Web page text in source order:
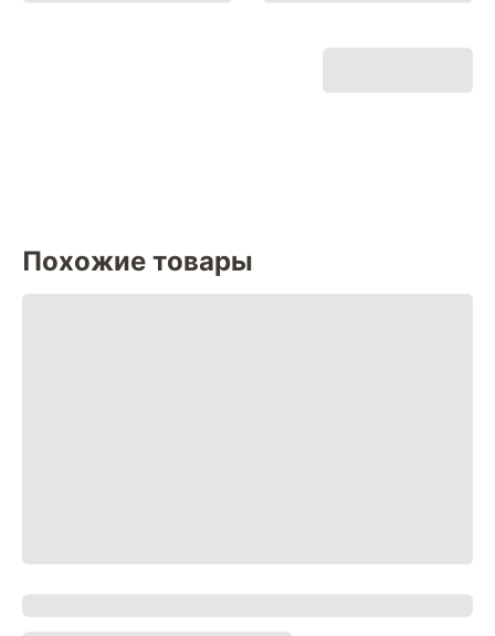
Похожие товары